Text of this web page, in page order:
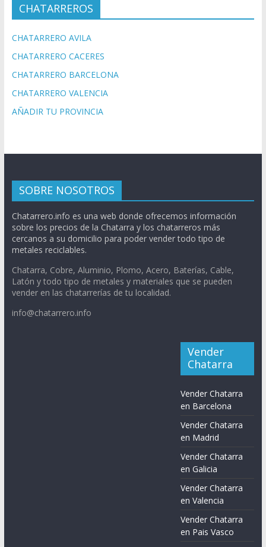
CHATARREROS
CHATARRERO AVILA
CHATARRERO CACERES
CHATARRERO BARCELONA
CHATARRERO VALENCIA
AÑADIR TU PROVINCIA
SOBRE NOSOTROS
Chatarrero.info es una web donde ofrecemos información
sobre los precios de la Chatarra y los chatarreros más
cercanos a su domicilio para poder vender todo tipo de
metales reciclables.
Chatarra, Cobre, Aluminio, Plomo, Acero, Baterías, Cable,
Latón y todo tipo de metales y materiales que se pueden
vender en las chatarrerías de tu localidad.
info@chatarrero.info
Vender
Chatarra
Vender Chatarra
en Barcelona
Vender Chatarra
en Madrid
Vender Chatarra
en Galicia
Vender Chatarra
en Valencia
Vender Chatarra
en Pais Vasco